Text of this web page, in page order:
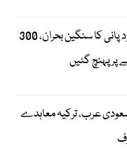
حب ڈیم بھرنے کے باوجود پانی کا سنگین بحران، 300
پر پہنچ گئیں
سعودی عرب، ترکیہ معاہدے